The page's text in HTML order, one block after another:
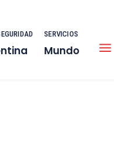
SERVICIOS
Mundo